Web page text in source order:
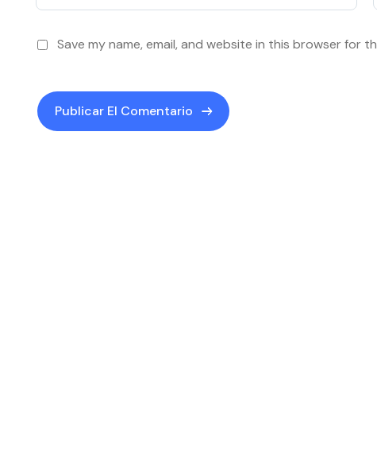
Save my name, email, and website in this browser for